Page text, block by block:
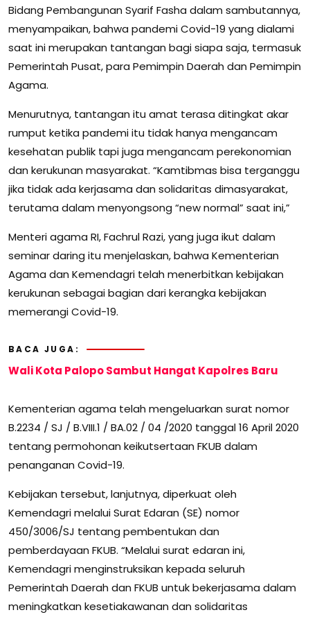
Bidang Pembangunan Syarif Fasha dalam sambutannya,
menyampaikan, bahwa pandemi Covid-19 yang dialami
saat ini merupakan tantangan bagi siapa saja, termasuk
Pemerintah Pusat, para Pemimpin Daerah dan Pemimpin
Agama.
Menurutnya, tantangan itu amat terasa ditingkat akar
rumput ketika pandemi itu tidak hanya mengancam
kesehatan publik tapi juga mengancam perekonomian
dan kerukunan masyarakat. “Kamtibmas bisa terganggu
jika tidak ada kerjasama dan solidaritas dimasyarakat,
terutama dalam menyongsong “new normal” saat ini,”
Menteri agama RI, Fachrul Razi, yang juga ikut dalam
seminar daring itu menjelaskan, bahwa Kementerian
Agama dan Kemendagri telah menerbitkan kebijakan
kerukunan sebagai bagian dari kerangka kebijakan
memerangi Covid-19.
BACA JUGA:
Wali Kota Palopo Sambut Hangat Kapolres Baru
Kementerian agama telah mengeluarkan surat nomor
B.2234 / SJ / B.VIII.1 / BA.02 / 04 /2020 tanggal 16 April 2020
tentang permohonan keikutsertaan FKUB dalam
penanganan Covid-19.
Kebijakan tersebut, lanjutnya, diperkuat oleh
Kemendagri melalui Surat Edaran (SE) nomor
450/3006/SJ tentang pembentukan dan
pemberdayaan FKUB. “Melalui surat edaran ini,
Kemendagri menginstruksikan kepada seluruh
Pemerintah Daerah dan FKUB untuk bekerjasama dalam
meningkatkan kesetiakawanan dan solidaritas